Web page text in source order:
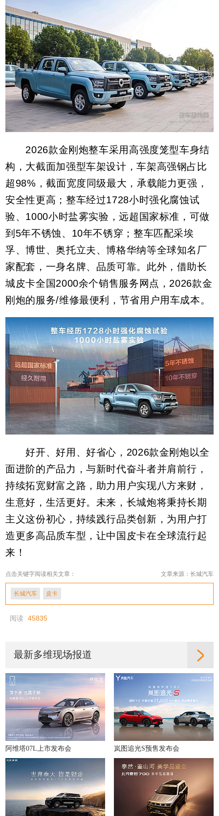
2026款金刚炮整车采用高强度笼型车身结
构，大截面加强型车架设计，车架高强钢占比
超98%，截面宽度同级最大，承载能力更强，
安全性更高；整车经过1728小时强化腐蚀试
验、1000小时盐雾实验，远超国家标准，可做
到5年不锈蚀、10年不锈穿；整车匹配采埃
孚、博世、奥托立夫、博格华纳等全球知名厂
家配套，一身名牌、品质可靠。此外，借助长
城皮卡全国2000余个销售服务网点，2026款金
刚炮的服务/维修最便利，节省用户用车成本。
好开、好用、好省心，2026款金刚炮以全
面进阶的产品力，与新时代奋斗者并肩前行，
持续拓宽财富之路，助力用户实现八方来财，
生意好，生活更好。未来，长城炮将秉持长期
主义这份初心，持续践行品类创新，为用户打
造更多高品质车型，让中国皮卡在全球流行起
来！
点击关键字阅读相关文章： 文章来源：长城汽车
长城汽车 皮卡
阅读 45835
最新多维现场报道
阿维塔07L上市发布会 岚图追光S预售发布会